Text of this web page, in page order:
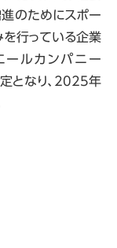
進のためにスポー
行っている企業
ールカンパニー
となり、2025年